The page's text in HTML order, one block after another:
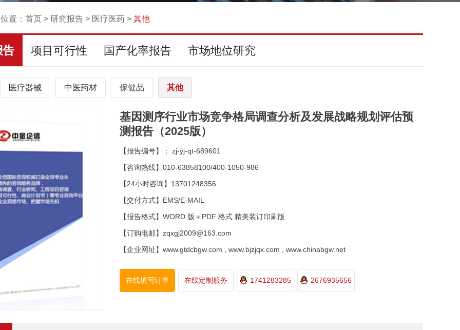
置： 首页 > 研究报告 > 医疗医药 > 其他
告 项目可行性 国产化率报告 市场地位研究
医疗器械 中医药材 保健品 其他
基因测序行业市场竞争格局调查分析及发展战略规划评估预
测报告（2025版）
【报告编号】： zj-yj-qt-689601
【咨询热线】010-63858100/400-1050-986
【24小时咨询】13701248356
【交付方式】EMS/E-MAIL
【报告格式】WORD 版＋PDF 格式 精美装订印刷版
【订购电邮】zqxgj2009@163.com
【企业网址】www.gtdcbgw.com , www.bjzjqx.com , www.chinabgw.net
在线填写订单 在线定制服务 1741283285 2676935656